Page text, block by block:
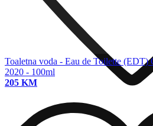
Toaletna voda - Eau de Toilette (EDT)
2020 - 100ml
205 KM